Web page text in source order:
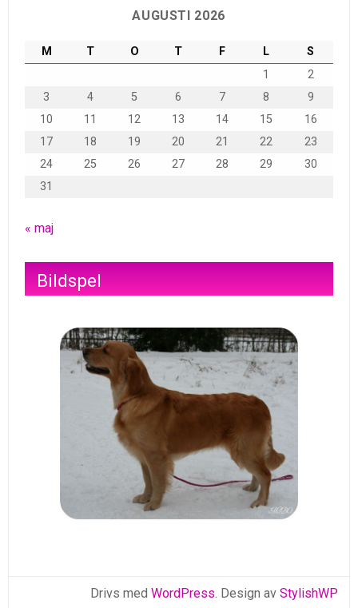
AUGUSTI 2026
M T O T F L
S
1
2
3
4 5 6 7 8
9
10
11 12 13 14 15
16
17
18 19 20 21 22
23
24
25 26 27 28 29
30
31
« maj
Bildspel
Drivs med WordPress. Design av StylishWP